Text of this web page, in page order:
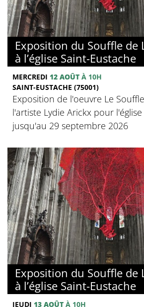
Exposition du Souffle de
à l’église Saint-Eustache
MERCREDI 12 AOÛT À 10H
SAINT-EUSTACHE (75001)
Exposition de l'oeuvre Le
l'artiste Lydie Arickx pour
jusqu'au 29 septembre 2026
Exposition du Souffle de
à l’église Saint-Eustache
JEUDI 13 AOÛT À 10H